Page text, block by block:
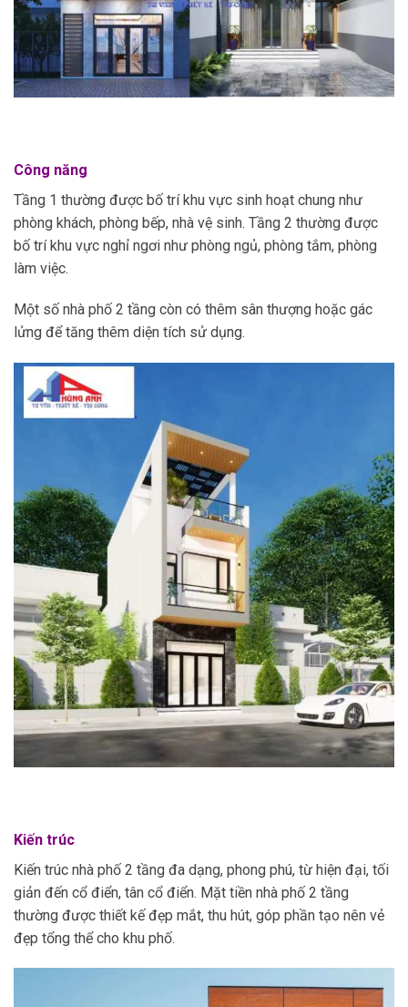
Công năng
Tầng 1 thường được bố trí khu vực sinh hoạt chung như
phòng khách, phòng bếp, nhà vệ sinh. Tầng 2 thường được
bố trí khu vực nghỉ ngơi như phòng ngủ, phòng tắm, phòng
làm việc.
Một số nhà phố 2 tầng còn có thêm sân thượng hoặc gác
lửng để tăng thêm diện tích sử dụng.
Kiến trúc
Kiến trúc nhà phố 2 tầng đa dạng, phong phú, từ hiện đại, tối
giản đến cổ điển, tân cổ điển. Mặt tiền nhà phố 2 tầng
thường được thiết kế đẹp mắt, thu hút, góp phần tạo nên vẻ
đẹp tổng thể cho khu phố.